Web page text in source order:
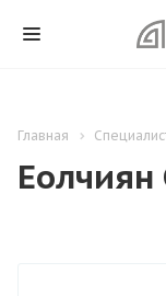
Главная
Еолчиян